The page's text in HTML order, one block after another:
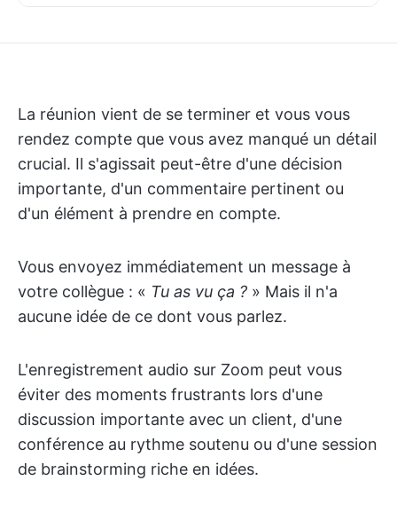
La réunion vient de se terminer et vous vous
rendez compte que vous avez manqué un détail
crucial. Il s'agissait peut-être d'une décision
importante, d'un commentaire pertinent ou
d'un élément à prendre en compte.
Vous envoyez immédiatement un message à
votre collègue : « Tu as vu ça ? » Mais il n'a
aucune idée de ce dont vous parlez.
L'enregistrement audio sur Zoom peut vous
éviter des moments frustrants lors d'une
discussion importante avec un client, d'une
conférence au rythme soutenu ou d'une session
de brainstorming riche en idées.